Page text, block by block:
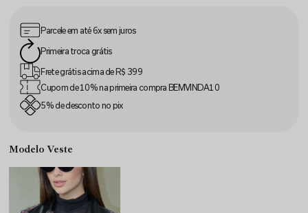
Parcele em até6x sem juros
Primeira troca grátis
Frete grátis acimade R$ 399
Cupom de 10% naprimeira compra BEMVINDA10
5% de desconto no pix
Modelo Veste